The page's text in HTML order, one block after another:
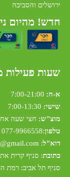
ירושלים והסביבה
חדש! מהיום
שעות פעילות
א-ה:
שישי: 7:00-13:30
מוצ"ש: חצי שעה
טלפון:
077-9966558
דוא"ל:
כתובת: סניף קרית
סניף תל אביב: רמת